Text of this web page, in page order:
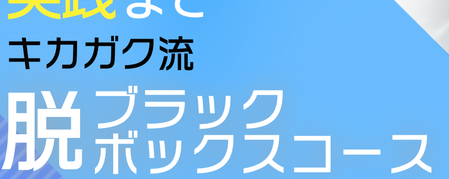
受講環境
・Google Colaboratory
・Web ブラウザは Google Chrome を推奨